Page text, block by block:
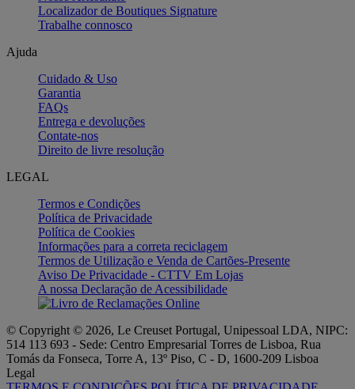
Localizador de Boutiques Signature
Trabalhe connosco
Ajuda
Cuidado & Uso
Garantia
FAQs
Entrega e devoluções
Contate-nos
Direito de livre resolução
LEGAL
Termos e Condições
Política de Privacidade
Política de Cookies
Informações para a correta reciclagem
Termos de Utilização e Venda de Cartões-Presente
Aviso De Privacidade - CTTV Em Lojas
A nossa Declaração de Acessibilidade
© Copyright © 2026, Le Creuset Portugal, Unipessoal LDA, NIPC:
514 113 693 - Sede: Centro Empresarial Torres de Lisboa, Rua
Tomás da Fonseca, Torre A, 13º Piso, C - D, 1600-209 Lisboa
Legal